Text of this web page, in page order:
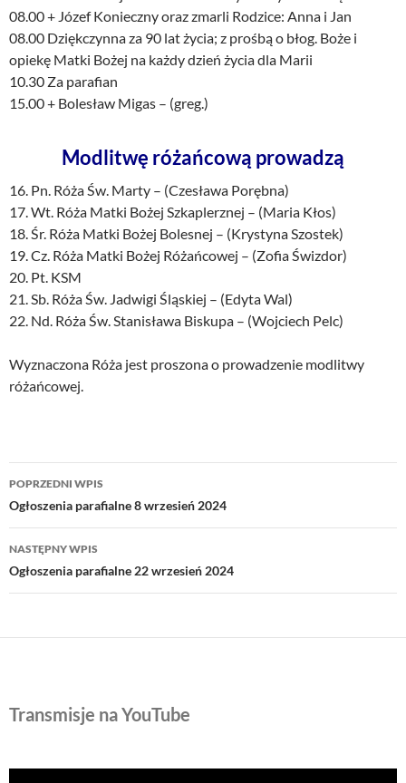
08.00 + Józef Konieczny oraz zmarli Rodzice: Anna i Jan
08.00 Dziękczynna za 90 lat życia; z prośbą o błog. Boże i
opiekę Matki Bożej na każdy dzień życia dla Marii
10.30 Za parafian
15.00 + Bolesław Migas – (greg.)
Modlitwę różańcową prowadzą
16. Pn. Róża Św. Marty – (Czesława Porębna)
17. Wt. Róża Matki Bożej Szkaplerznej – (Maria Kłos)
18. Śr. Róża Matki Bożej Bolesnej – (Krystyna Szostek)
19. Cz. Róża Matki Bożej Różańcowej – (Zofia Świzdor)
20. Pt. KSM
21. Sb. Róża Św. Jadwigi Śląskiej – (Edyta Wal)
22. Nd. Róża Św. Stanisława Biskupa – (Wojciech Pelc)
Wyznaczona Róża jest proszona o prowadzenie modlitwy
różańcowej.
Nawigacja
wpisu
POPRZEDNI WPIS
Ogłoszenia parafialne 8 wrzesień 2024
NASTĘPNY WPIS
Ogłoszenia parafialne 22 wrzesień 2024
Transmisje na YouTube